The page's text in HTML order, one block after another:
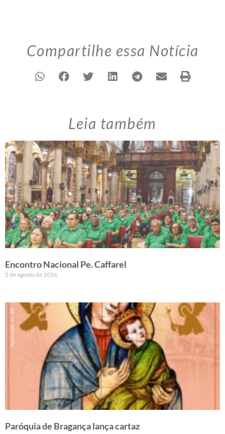
Compartilhe essa Notícia
Leia também
Encontro Nacional Pe. Caffarel
5 de agosto de 2026
Paróquia de Bragança lança cartaz